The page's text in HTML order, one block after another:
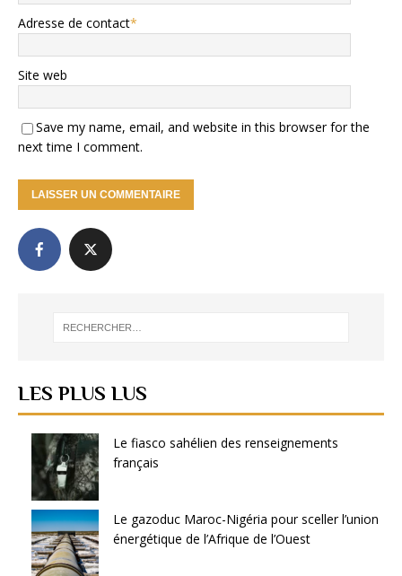
Adresse de contact*
Site web
Save my name, email, and website in this browser for the
next time I comment.
LES PLUS LUS
Le fiasco sahélien des renseignements
français
Le gazoduc Maroc-Nigéria pour sceller l’union
énergétique de l’Afrique de l’Ouest